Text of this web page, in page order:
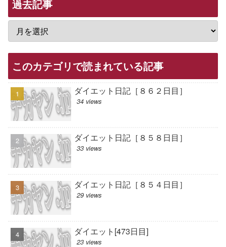
過去記事
このカテゴリで読まれている記事
ダイエット日記［８６２日目］
34 views
ダイエット日記［８５８日目］
33 views
ダイエット日記［８５４日目］
29 views
ダイエット[473日目]
23 views